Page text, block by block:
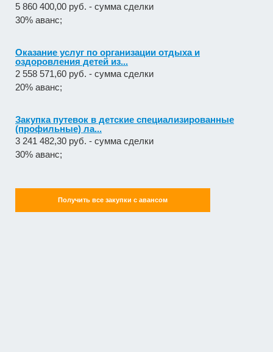
5 860 400,00 руб. - сумма сделки
30% аванс;
Оказание услуг по организации отдыха и
оздоровления детей из...
2 558 571,60 руб. - сумма сделки
20% аванс;
Закупка путевок в детские специализированные
(профильные) ла...
3 241 482,30 руб. - сумма сделки
30% аванс;
Получить все закупки с авансом